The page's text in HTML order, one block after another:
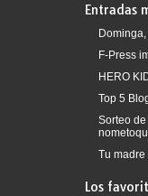
Entradas
F-Press
HERO
Top 5
Sorteo
Tu madre
Los